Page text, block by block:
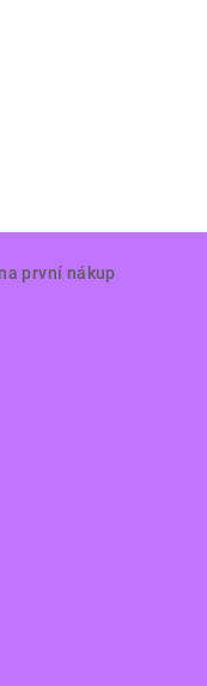
první nákup